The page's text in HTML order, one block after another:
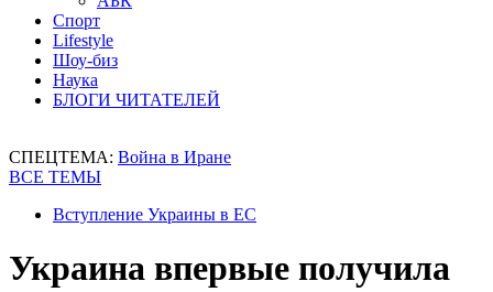
Спорт
Lifestyle
Шоу-биз
Наука
БЛОГИ ЧИТАТЕЛЕЙ
СПЕЦТЕМА: Война в Иране
ВСЕ ТЕМЫ
Вступление Украины в ЕС
Украина впервые получила